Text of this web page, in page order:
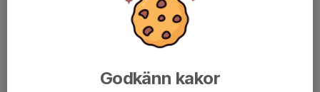
Godkänn kakor